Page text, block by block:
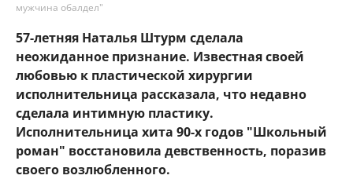
мужчина обалдел"
57-летняя Наталья Штурм сделала
неожиданное признание. Известная своей
любовью к пластической хирургии
исполнительница рассказала, что недавно
сделала интимную пластику.
Исполнительница хита 90-х годов "Школьный
роман" восстановила девственность, поразив
своего возлюбленного.